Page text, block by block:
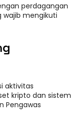
perdagangan
mengikuti
aktivitas
kripto dan sistem
Pengawas